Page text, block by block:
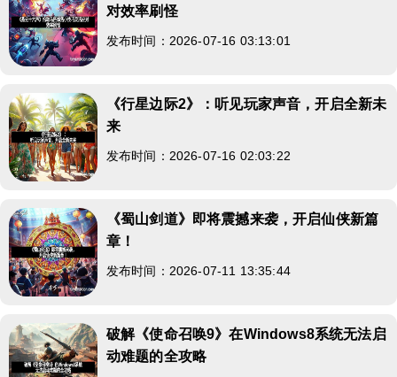
对效率刷怪
发布时间：2026-07-16 03:13:01
《行星边际2》：听见玩家声音，开启全新未
来
发布时间：2026-07-16 02:03:22
《蜀山剑道》即将震撼来袭，开启仙侠新篇
章！
发布时间：2026-07-11 13:35:44
破解《使命召唤9》在Windows8系统无法启
动难题的全攻略